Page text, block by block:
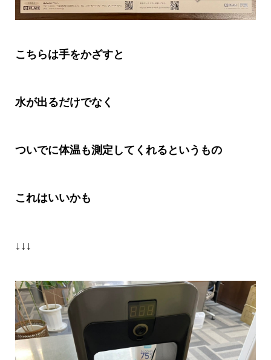
こちらは手をかざすと
水が出るだけでなく
ついでに体温も測定してくれるというもの
これはいいかも
↓↓↓